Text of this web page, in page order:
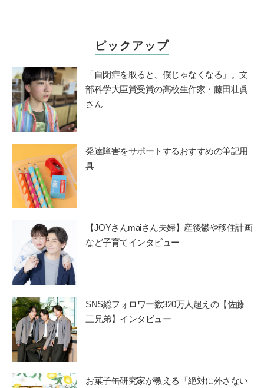
ピックアップ
「自閉症を取ると、僕じゃなくなる」。文
部科学大臣賞受賞の高校生作家・藤田壮眞
さん
発達障害をサポートするおすすめの筆記用
具
【JOYさんmaiさん夫婦】産後鬱や移住計画
など子育てインタビュー
SNS総フォロワー数320万人超えの【佐藤
三兄弟】インタビュー
お菓子缶研究家が教える「絶対に外さない